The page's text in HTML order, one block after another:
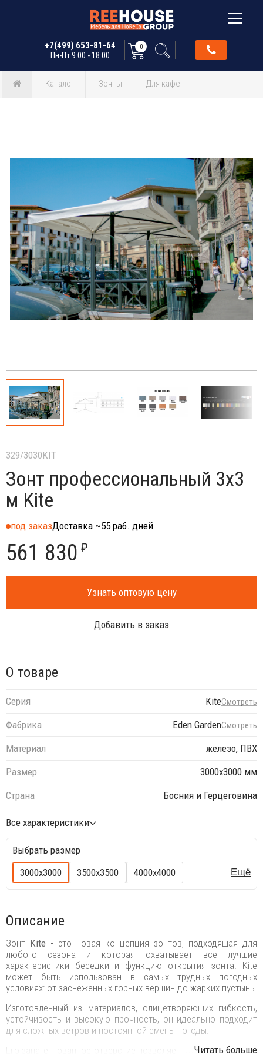
+7(499) 653-81-64
Пн-Пт 9:00 - 18:00
0
Каталог Зонты Для кафе
329/3030KIT
Зонт профессиональный 3х3
м Kite
под заказДоставка ~55 раб. дней
561 830 ₽
Узнать оптовую цену
Добавить в заказ
О товаре
Серия KiteСмотреть
Фабрика Eden GardenСмотреть
Материал
железо, ПВХ
Размер
3000х3000 мм
Страна
Босния и Герцеговина
Все характеристики
Выбрать размер
3000х3000
3500х3500 4000х4000 Ещё
Описание
Зонт Kite - это новая концепция зонтов, подходящая для
любого сезона и которая охватывает все лучшие
характеристики беседки и функцию открытия зонта. Kite
может быть использован в самых трудных погодных
условиях: от заснеженных горных вершин до жарких пустынь.
Изготовленный из материалов, олицетворяющих гибкость,
устойчивость и высокую прочность, он идеально подходит
для сложных ветров и постоянной смены погоды.
Его запатентованное отверстие позволяет натянуть тяжелую
...Читать больше